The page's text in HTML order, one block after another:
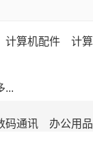
计算机配件 计
码通讯 办公用品
...